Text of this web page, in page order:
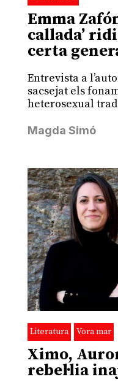
Emma
callada’
certa
Entrevista a
sacsejat els
heterosexual
Magda Simó
Literatura Vora mar
Ximo,
rebel·lia